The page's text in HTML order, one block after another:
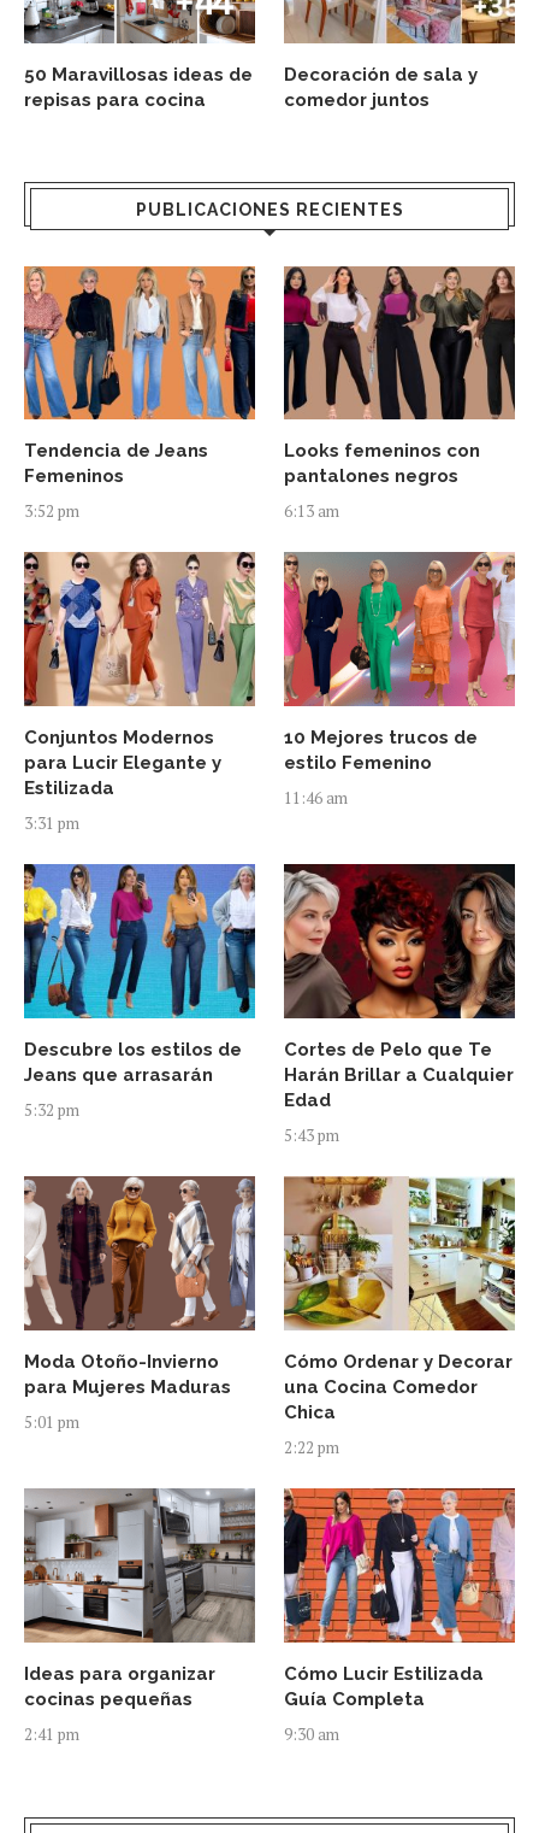
50 Maravillosas ideas de
repisas para cocina
Decoración de sala y
comedor juntos
PUBLICACIONES RECIENTES
Tendencia de Jeans
Femeninos
3:52 pm
Looks femeninos con
pantalones negros
6:13 am
Conjuntos Modernos
para Lucir Elegante y
Estilizada
3:31 pm
10 Mejores trucos de
estilo Femenino
11:46 am
Descubre los estilos de
Jeans que arrasarán
5:32 pm
Cortes de Pelo que Te
Harán Brillar a Cualquier
Edad
5:43 pm
Moda Otoño-Invierno
para Mujeres Maduras
5:01 pm
Cómo Ordenar y Decorar
una Cocina Comedor
Chica
2:22 pm
Ideas para organizar
cocinas pequeñas
2:41 pm
Cómo Lucir Estilizada
Guía Completa
9:30 am